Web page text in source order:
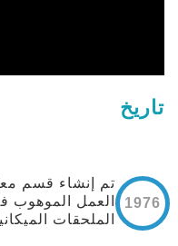
تاريخ
1976
تم إنشاء قسم
الملحقات